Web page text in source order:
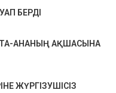
БЕРДІ
АНАНЫҢ АҚШАСЫНА
ЖҮРГІЗУШІСІЗ